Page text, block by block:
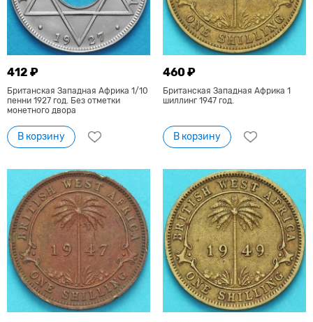
412 ₽
Британская Западная Африка 1/10
пенни 1927 год. Без отметки
монетного двора
В корзину
460 ₽
Британская Западная Африка 1
шиллинг 1947 год.
В корзину